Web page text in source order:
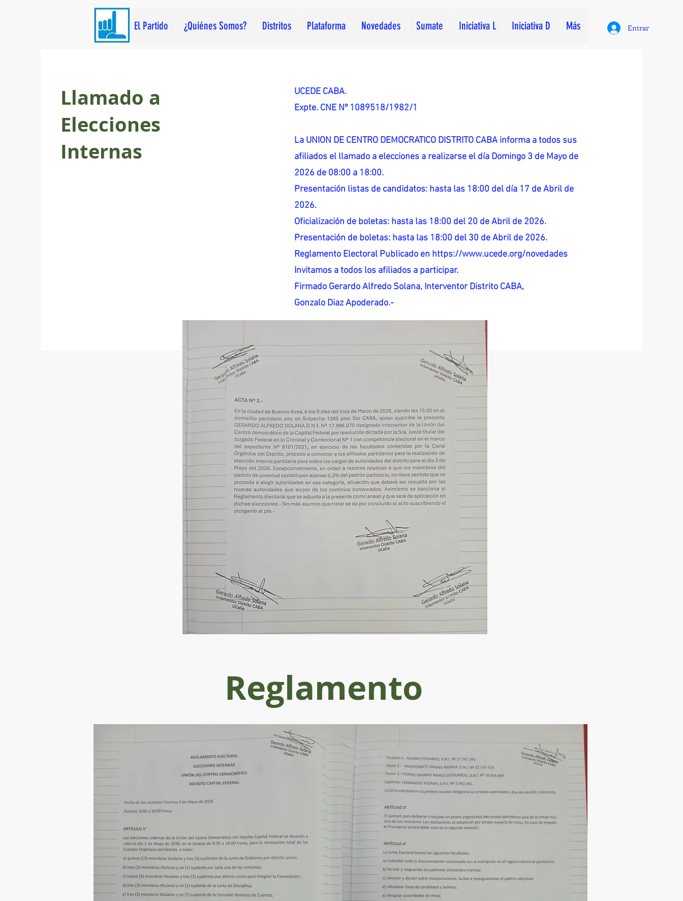
El Partido ¿Quiénes Somos? Distritos Plataforma Novedades Sumate Iniciativa L Iniciativa D Más Entrar
Llamado a
Elecciones
Internas
UCEDE CABA.
Expte. CNE Nº 1089518/1982/1
La UNION DE CENTRO DEMOCRATICO DISTRITO CABA informa a todos sus
afiliados el llamado a elecciones a realizarse el día Domingo 3 de Mayo de
2026 de 08:00 a 18:00.
Presentación listas de candidatos: hasta las 18:00 del día 17 de Abril de
2026.
Oficialización de boletas: hasta las 18:00 del 20 de Abril de 2026.
Presentación de boletas: hasta las 18:00 del 30 de Abril de 2026.
Reglamento Electoral Publicado en https://www.ucede.org/novedades
Invitamos a todos los afiliados a participar.
Firmado Gerardo Alfredo Solana, Interventor Distrito CABA,
Gonzalo Diaz Apoderado.-
Reglamento